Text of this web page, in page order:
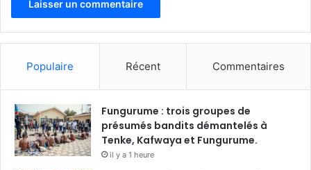
Populaire Récent Commentaires
Fungurume : trois groupes de
présumés bandits démantelés à
Tenke, Kafwaya et Fungurume.
il y a 1 heure